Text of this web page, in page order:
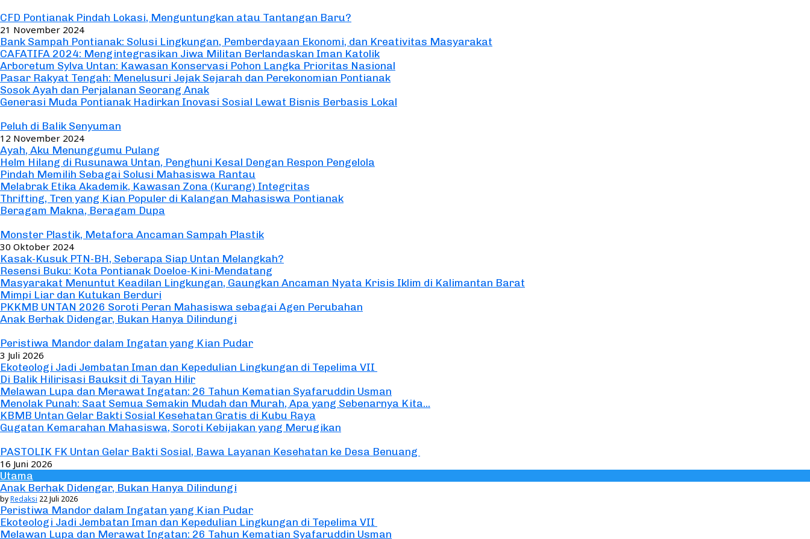
CFD Pontianak Pindah Lokasi, Menguntungkan atau Tantangan Baru?
21 November 2024
Bank Sampah Pontianak: Solusi Lingkungan, Pemberdayaan Ekonomi, dan Kreativitas Masyarakat
CAFATIFA 2024: Mengintegrasikan Jiwa Militan Berlandaskan Iman Katolik
Arboretum Sylva Untan: Kawasan Konservasi Pohon Langka Prioritas Nasional
Pasar Rakyat Tengah: Menelusuri Jejak Sejarah dan Perekonomian Pontianak
Sosok Ayah dan Perjalanan Seorang Anak
Generasi Muda Pontianak Hadirkan Inovasi Sosial Lewat Bisnis Berbasis Lokal
Peluh di Balik Senyuman
12 November 2024
Ayah, Aku Menunggumu Pulang
Helm Hilang di Rusunawa Untan, Penghuni Kesal Dengan Respon Pengelola
Pindah Memilih Sebagai Solusi Mahasiswa Rantau
Melabrak Etika Akademik, Kawasan Zona (Kurang) Integritas
Thrifting, Tren yang Kian Populer di Kalangan Mahasiswa Pontianak
Beragam Makna, Beragam Dupa
Monster Plastik, Metafora Ancaman Sampah Plastik
30 Oktober 2024
Kasak-Kusuk PTN-BH, Seberapa Siap Untan Melangkah?
Resensi Buku: Kota Pontianak Doeloe-Kini-Mendatang
Masyarakat Menuntut Keadilan Lingkungan, Gaungkan Ancaman Nyata Krisis Iklim di Kalimantan Barat
Mimpi Liar dan Kutukan Berduri
PKKMB UNTAN 2026 Soroti Peran Mahasiswa sebagai Agen Perubahan
Anak Berhak Didengar, Bukan Hanya Dilindungi
Peristiwa Mandor dalam Ingatan yang Kian Pudar
3 Juli 2026
Ekoteologi Jadi Jembatan Iman dan Kepedulian Lingkungan di Tepelima VII
Di Balik Hilirisasi Bauksit di Tayan Hilir
Melawan Lupa dan Merawat Ingatan: 26 Tahun Kematian Syafaruddin Usman
Menolak Punah: Saat Semua Semakin Mudah dan Murah, Apa yang Sebenarnya Kita...
KBMB Untan Gelar Bakti Sosial Kesehatan Gratis di Kubu Raya
Gugatan Kemarahan Mahasiswa, Soroti Kebijakan yang Merugikan
PASTOLIK FK Untan Gelar Bakti Sosial, Bawa Layanan Kesehatan ke Desa Benuang
16 Juni 2026
Utama
Anak Berhak Didengar, Bukan Hanya Dilindungi
byRedaksi 22 Juli 2026
Peristiwa Mandor dalam Ingatan yang Kian Pudar
Ekoteologi Jadi Jembatan Iman dan Kepedulian Lingkungan di Tepelima VII
Melawan Lupa dan Merawat Ingatan: 26 Tahun Kematian Syafaruddin Usman